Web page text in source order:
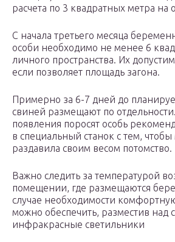
расчета по 3 квадратных метра на
С начала третьего месяца
особи необходимо не менее 6
личного пространства. Их
если позволяет площадь загона.
Примерно за 6-7 дней до
свиней размещают по
появления поросят особь
в специальный станок с тем, чтобы
раздавила своим весом потомство.
Важно следить за температурой
помещении, где размещаются
случае необходимости
можно обеспечить, разместив над
инфракрасные светильники